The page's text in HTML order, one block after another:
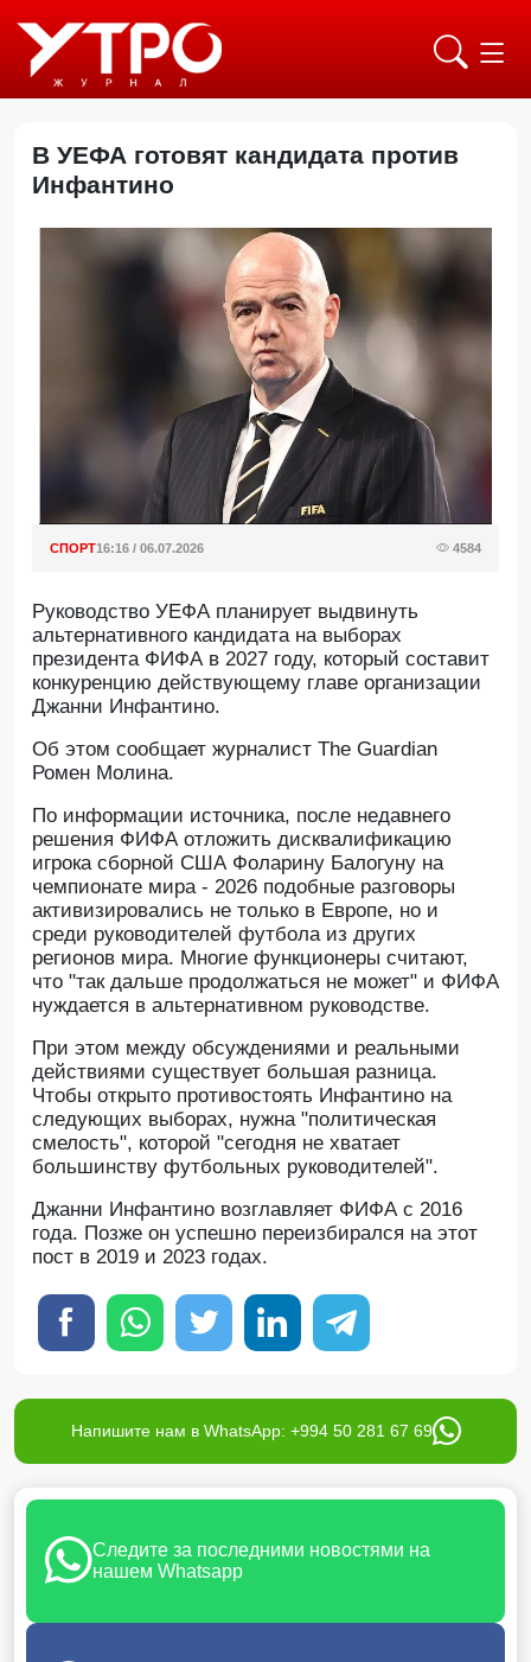
В УЕФА готовят кандидата против
Инфантино
СПОРТ16:16 / 06.07.2026 4584
Руководство УЕФА планирует выдвинуть
альтернативного кандидата на выборах
президента ФИФА в 2027 году, который составит
конкуренцию действующему главе организации
Джанни Инфантино.
Oб этом сообщает журналист The Guardian
Ромен Молина.
По информации источника, после недавнего
решения ФИФА отложить дисквалификацию
игрока сборной США Фоларину Балогуну на
чемпионате мира - 2026 подобные разговоры
активизировались не только в Европе, но и
среди руководителей футбола из других
регионов мира. Многие функционеры считают,
что "так дальше продолжаться не может" и ФИФА
нуждается в альтернативном руководстве.
При этом между обсуждениями и реальными
действиями существует большая разница.
Чтобы открыто противостоять Инфантино на
следующих выборах, нужна "политическая
смелость", которой "сегодня не хватает
большинству футбольных руководителей".
Джанни Инфантино возглавляет ФИФА с 2016
года. Позже он успешно переизбирался на этот
пост в 2019 и 2023 годах.
Напишите нам в WhatsApp: +994 50 281 67 69
Следите за последними новостями на
нашем Whatsapp